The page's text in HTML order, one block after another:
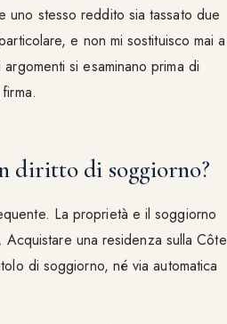
uno stesso reddito sia tassato due
e non mi sostituisco mai a
si esaminano prima di
diritto di soggiorno?
La proprietà e il soggiorno
una residenza sulla Côte
di soggiorno, né via automatica